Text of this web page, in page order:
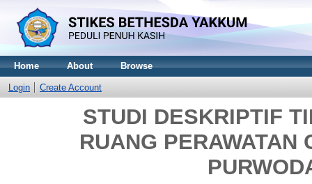
Home About Browse
Login Create Account
STUDI DESKRIPTIF
RUANG PERAWATAN